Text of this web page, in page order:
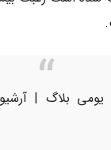
یومی بلاگ |